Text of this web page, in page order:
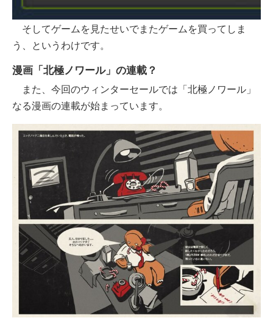
そしてゲームを見たせいでまたゲームを買ってしま
う、というわけです。
漫画「北極ノワール」の連載？
また、今回のウィンターセールでは「北極ノワール」
なる漫画の連載が始まっています。